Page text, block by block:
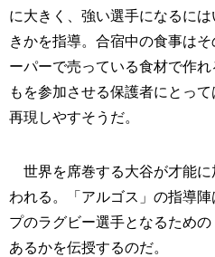
に大きく、強い選手になるに
きかを指導。合宿中の食事は
ーパーで売っている食材で作
もを参加させる保護者にとっ
再現しやすそうだ。
世界を席巻する大谷が才能に
われる。「アルゴス」の指導
プのラグビー選手となるため
あるかを伝授するのだ。